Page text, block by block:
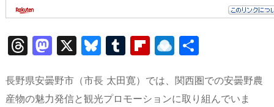
T
e
M
st
X
Bl
e
T
m
Fl
b
R
n
長野県安曇野市（市長 太田寛）では、関西圏での安曇野農
産物の魅力発信と観光プロモーションに取り組んでいま